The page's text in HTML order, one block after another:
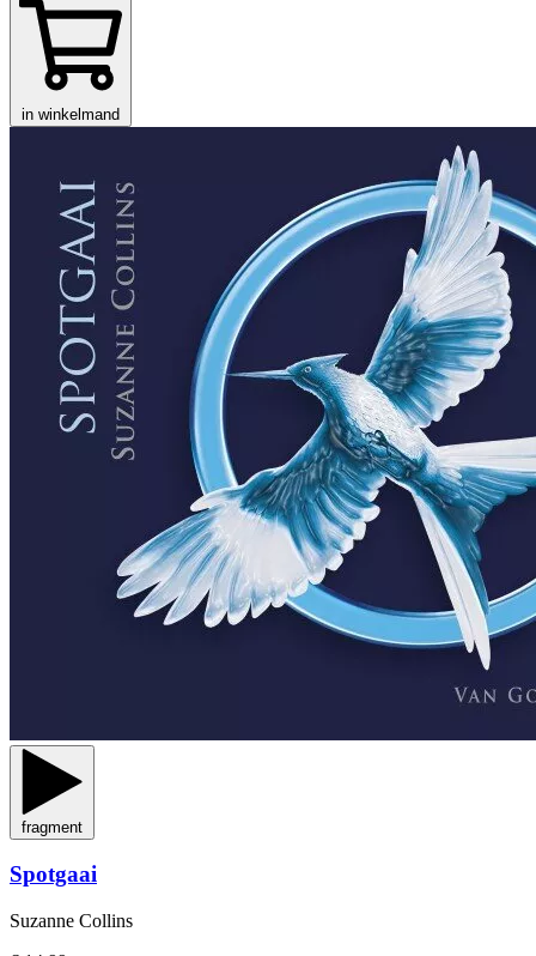
in winkelmand
fragment
Spotgaai
Suzanne Collins